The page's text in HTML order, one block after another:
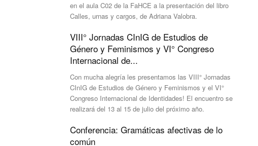
en el aula C02 de la FaHCE a la presentación del libro
Calles, urnas y cargos, de Adriana Valobra.
VIII° Jornadas CInIG de Estudios de
Género y Feminismos y VI° Congreso
Internacional de...
Con mucha alegría les presentamos las VIII° Jornadas
CInIG de Estudios de Género y Feminismos y el VI°
Congreso Internacional de Identidades! El encuentro se
realizará del 13 al 15 de julio del próximo año.
Conferencia: Gramáticas afectivas de lo
común